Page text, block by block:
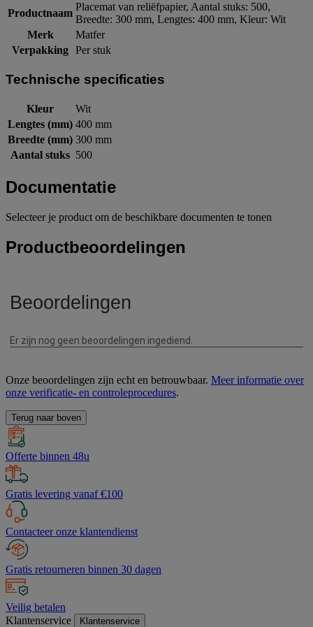
Productnaam
Placemat van reliëfpapier, Aantal stuks: 500,
Breedte: 300 mm, Lengtes: 400 mm, Kleur: Wit
Merk
Matfer
Verpakking Per stuk
Technische specificaties
Kleur
Wit
Lengtes (mm) 400 mm
Breedte (mm) 300 mm
Aantal stuks 500
Documentatie
Selecteer je product om de beschikbare documenten te tonen
Productbeoordelingen
Onze beoordelingen zijn echt en betrouwbaar. Meer informatie over
onze verificatie- en controleprocedures.
Terug naar boven
Offerte binnen 48u
Gratis levering vanaf €100
Contacteer onze klantendienst
Gratis retourneren binnen 30 dagen
Veilig betalen
Klantenservice
Klantenservice